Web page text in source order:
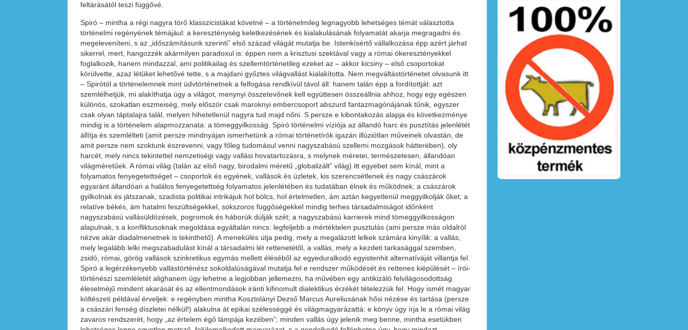
feltárásától teszi függővé.
Spiró – mintha a régi nagyra törő klasszicistákat követné – a történelmileg legnagyobb lehetséges témát választotta
történelmi regényének témájául: a kereszténység keletkezésének és kialakulásának folyamatát akarja megragadni és
megeleveníteni, s az „időszámításunk szerinti” első század világát mutatja be. Istenkísértő vállalkozása épp azért járhat
sikerrel, mert, hangozzék akármilyen paradoxul is: éppen nem a krisztusi szektával vagy a római ókeresztényekkel
foglalkozik, hanem mindazzal, ami politikailag és szellemtörténetileg ezeket az – akkor kicsiny – első csoportokat
körülvette, azaz létüket lehetővé tette, s a majdani győztes világvallást kialakította. Nem megváltástörténetet olvasunk itt
– Spirótól a történelemnek mint üdvtörténetnek a felfogása rendkívül távol áll: hanem talán épp a fordítottját: azt
szemlélhetjük, mi alakíthatja úgy a világot, menynyi összetevőnek kell együttesen összeállnia ahhoz, hogy egy egészen
különös, szokatlan eszmeiség, mely először csak maroknyi embercsoport abszurd fantazmagóriájának tűnik, egyszer
csak olyan táptalajra talál, melyen hihetetlenül nagyra tud majd nőni. S persze e kibontakozás alapja és következménye
mindig is a történelem alapmozzanata: a tömeggyilkosság. Spiró történelmi víziója az állandó harc és pusztítás jelenlétét
állítja és szemlélteti (amit persze mindnyájan ismerhetünk a római történetírók igazán illúziótlan műveinek olvastán, de
amit persze nem szoktunk észrevenni, vagy főleg tudomásul venni nagyszabású szellemi mozgások hátterében), oly
harcét, mely nincs tekintettel nemzetiségi vagy vallási hovatartozásra, s melynek méretei, természetesen, állandóan
világméretűek. A római világ (talán az első nagy, birodalmi méretű „globalizált” világ) itt egyebet sem kínál, mint a
folyamatos fenyegetettséget – csoportok és egyének, vallások és üzletek, kis szerencsétlenek és nagy császárok
egyaránt állandóan a halálos fenyegetettség folyamatos jelenlétében és tudatában élnek és működnek: a császárok
gyilkolnak és játszanak, szadista politikai intrikájuk hol bölcs, hol értelmetlen, ám aztán kegyetlenül meggyilkolják őket; a
relatíve békés, ám hatalmi feszültségekkel, sokszoros függőségekkel mindig terhes társadalmiságot időnként
nagyszabású vallásüldözések, pogromok és háborúk dúlják szét; a nagyszabású karrierek mind tömeggyilkosságon
alapulnak, s a konfliktusoknak megoldása egyáltalán nincs: legfeljebb a mértéktelen pusztulás (ami persze más oldalról
nézve akár diadalmenetnek is tekinthető). A menekülés útja pedig, mely a megalázott lelkek számára kinyílik: a vallás,
mely legalább lelki megszabadulást kínál a társadalmi lét rettenetétől, a vallás, mely a kezdeti tarkasággal szemben,
zsidó, római, görög vallások szinkretikus egymás mellett éléséből az egyeduralkodó egyistenhit alternatíváját villantja fel.
Spiró a legérzékenyebb vallástörténész sokoldalúságával mutatja fel e rendszer működését és rettenes kiépülését – írói-
történészi szemléletét alighanem úgy lehetne a legjobban jellemezni, ha művében egy antikizáló felvilágosodottság
éleselméjű mindent akarását és az ellentmondások iránti kifinomult dialektikus érzékét tételezzük fel. Hogy ismét magyar
költészeti példával érveljek: e regényben mintha Kosztolányi Dezső Marcus Aureliusának hősi nézése és tartása (persze
a császári fenség díszletei nélkül!) alakulna át epikai szélességgé és világmagyarázattá: e könyv úgy írja le a római világ
zavaros rendszerét, hogy „az értelem égő lámpája kezében”; minden vallás úgy jelenik meg benne, mintha esetükben